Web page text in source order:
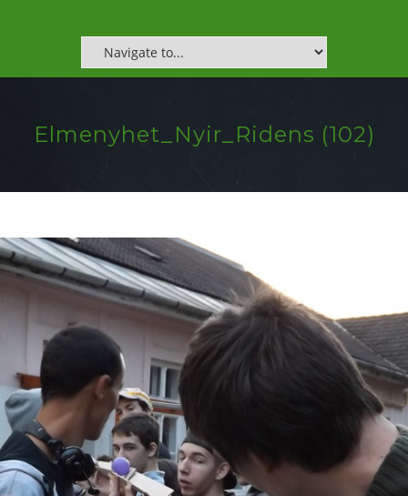
Elmenyhet_Nyir_Ridens (102)